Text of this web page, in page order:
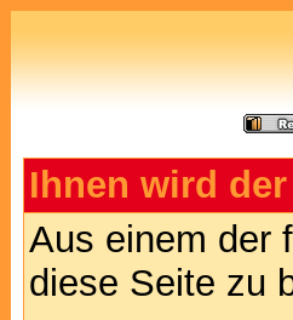
Ihnen wird
Aus einem der
diese Seite zu